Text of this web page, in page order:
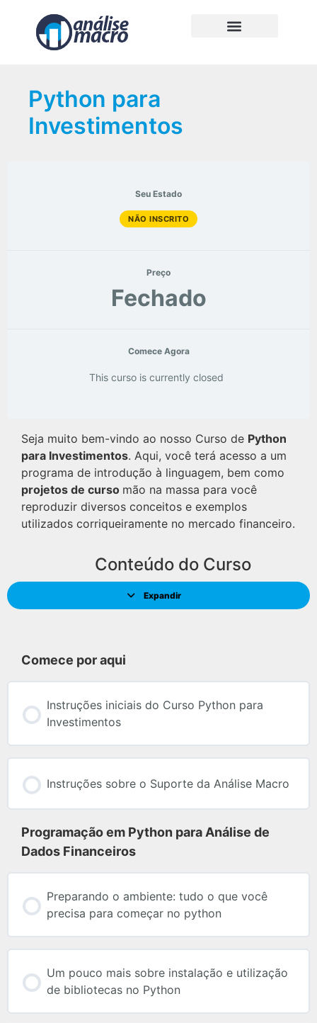
Python para
Investimentos
Seu Estado
NÃO INSCRITO
Preço
Fechado
Comece Agora
This curso is currently closed
Seja muito bem-vindo ao nosso Curso de Python
para Investimentos. Aqui, você terá acesso a um
programa de introdução à linguagem, bem como
projetos de curso mão na massa para você
reproduzir diversos conceitos e exemplos
utilizados corriqueiramente no mercado financeiro.
Conteúdo do Curso
Expandir
Comece por aqui
Instruções iniciais do Curso Python para
Investimentos
Instruções sobre o Suporte da Análise Macro
Programação em Python para Análise de
Dados Financeiros
Preparando o ambiente: tudo o que você
precisa para começar no python
Um pouco mais sobre instalação e utilização
de bibliotecas no Python